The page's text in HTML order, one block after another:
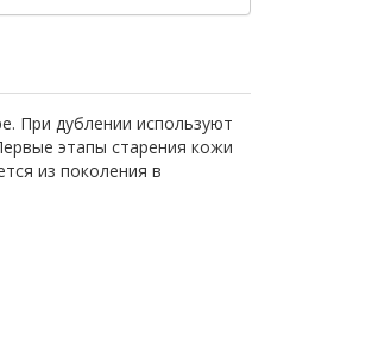
При дублении используют
этапы старения кожи
из поколения в